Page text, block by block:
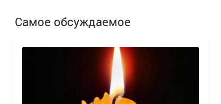
Самое обсуждаемое